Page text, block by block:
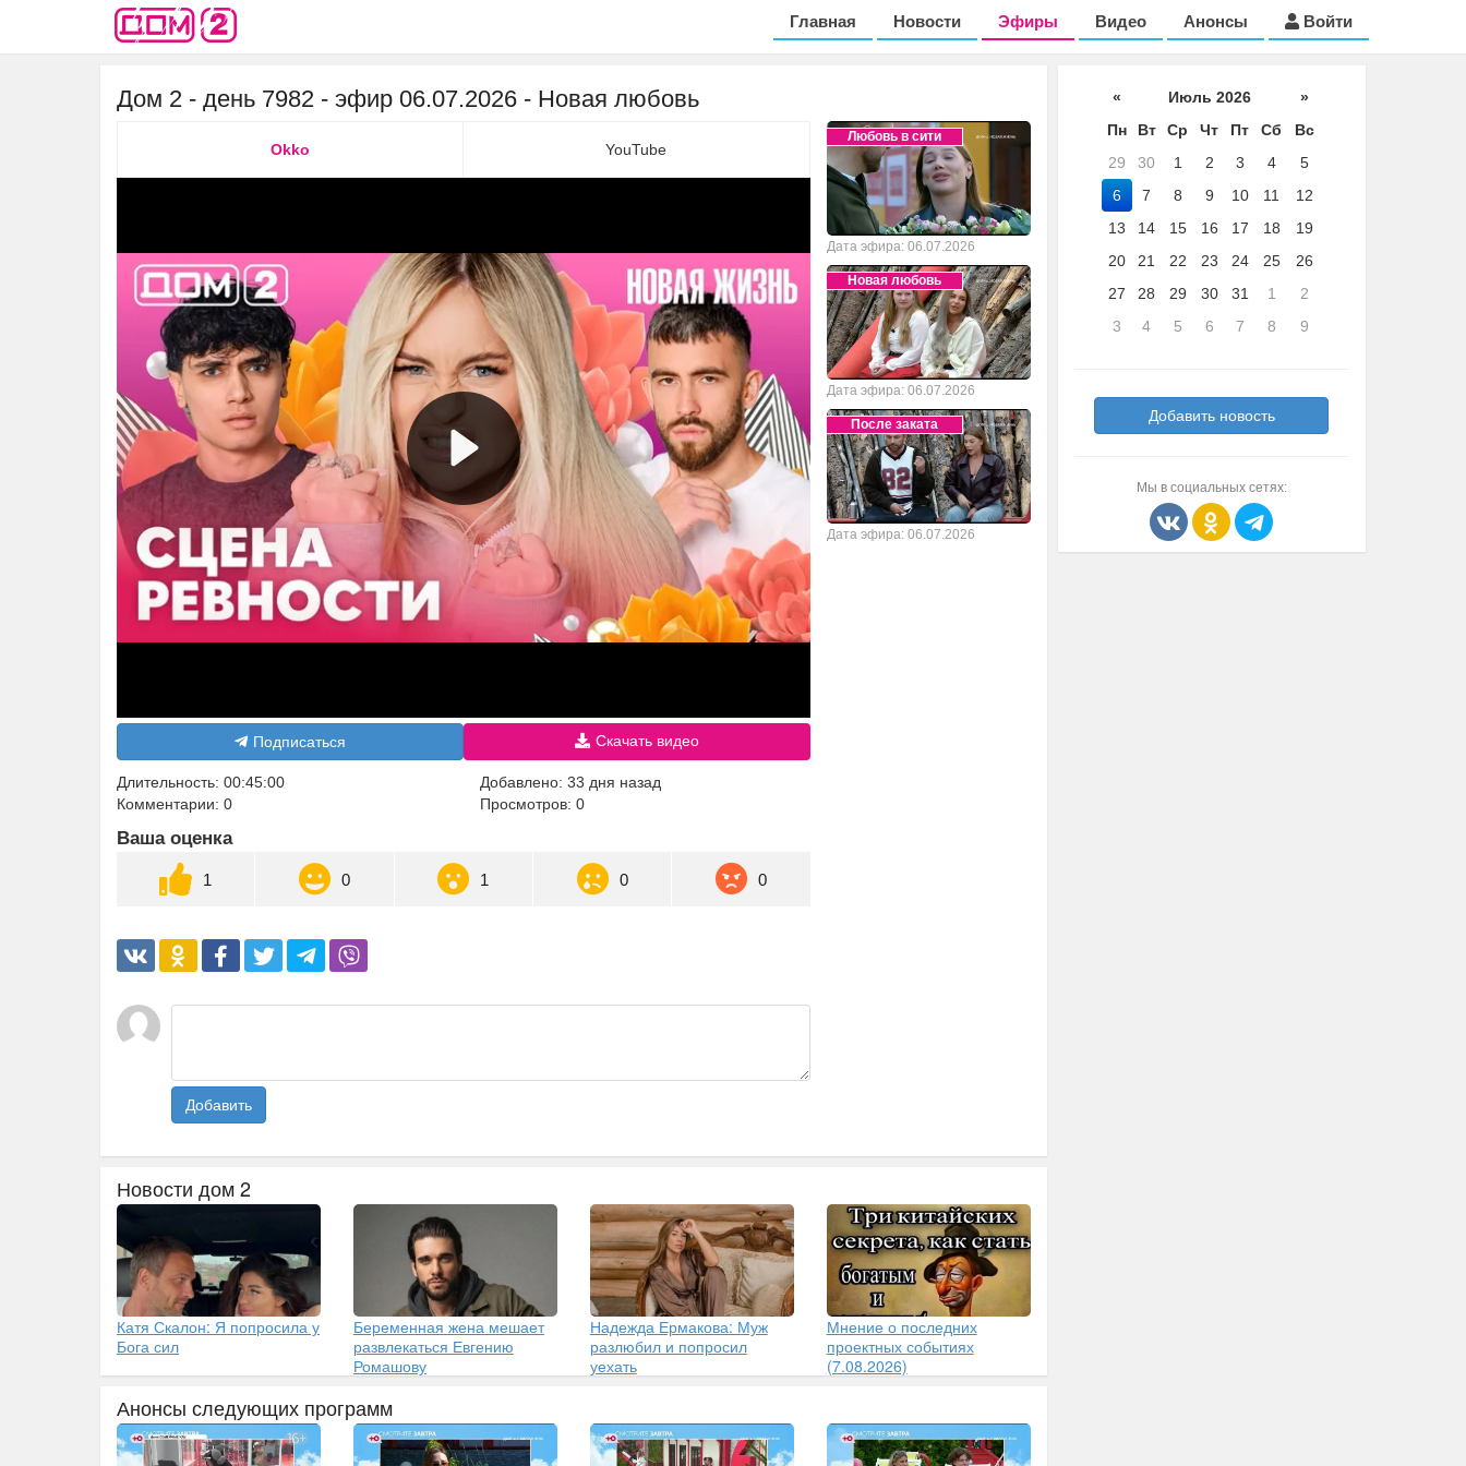
Главная Новости Эфиры Видео Анонсы Войти
Дом 2 - день 7982 - эфир 06.07.2026 - Новая любовь
Okko YouTube
Подписаться Скачать видео
Длительность: 00:45:00
Комментарии: 0
Добавлено: 33 дня назад
Просмотров: 0
Ваша оценка
1 0 1 0 0
Добавить
Любовь в сити
Дата эфира: 06.07.2026
Новая любовь
Дата эфира: 06.07.2026
После заката
Дата эфира: 06.07.2026
Новости дом 2
Катя Скалон: Я попросила у
Бога сил
Беременная жена мешает
развлекаться Евгению
Ромашову
Надежда Ермакова: Муж
разлюбил и попросил
уехать
Мнение о последних
проектных событиях
(7.08.2026)
Анонсы следующих программ
« Июль 2026
»
Пн
Вт Ср Чт Пт Сб
Вс
29
30 1 2 3 4
5
6
7 8 9 10 11
12
13
14 15 16 17 18
19
20
21 22 23 24 25
26
27
28 29 30 31 1
2
3
4 5 6 7 8 9
Добавить новость
Мы в социальных сетях: